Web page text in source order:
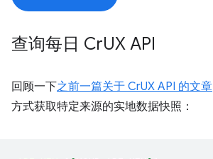
查询每日 CrUX API
回顾一下之前一篇关于 CrUX API 的文章
方式获取特定来源的实地数据快照：